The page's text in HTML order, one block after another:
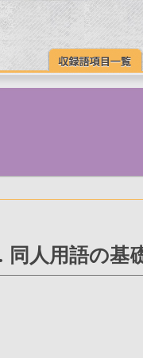
人用語の基